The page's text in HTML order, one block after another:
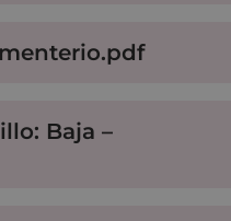
Baja –